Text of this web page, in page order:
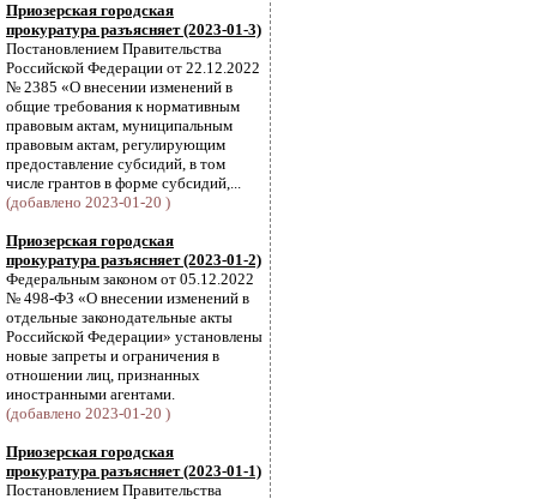
Приозерская городская
прокуратура разъясняет (2023-01-3)
Постановлением Правительства
Российской Федерации от 22.12.2022
№ 2385 «О внесении изменений в
общие требования к нормативным
правовым актам, муниципальным
правовым актам, регулирующим
предоставление субсидий, в том
числе грантов в форме субсидий,...
(добавлено 2023-01-20 )
Приозерская городская
прокуратура разъясняет (2023-01-2)
Федеральным законом от 05.12.2022
№ 498-ФЗ «О внесении изменений в
отдельные законодательные акты
Российской Федерации» установлены
новые запреты и ограничения в
отношении лиц, признанных
иностранными агентами.
(добавлено 2023-01-20 )
Приозерская городская
прокуратура разъясняет (2023-01-1)
Постановлением Правительства